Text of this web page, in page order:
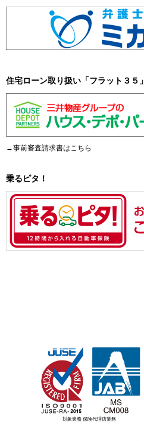
住宅ローン取り扱い「フラット３５」
→事前審査請求書はこちら
乗るピタ！
対象業務 保険代理店業務